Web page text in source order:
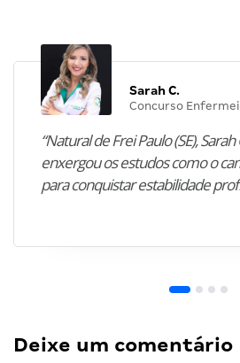
Sarah C.
Concurso
“Natural de Frei Paulo (SE),
enxergou os estudos como o
para conquistar estabilidade
Deixe um comentário